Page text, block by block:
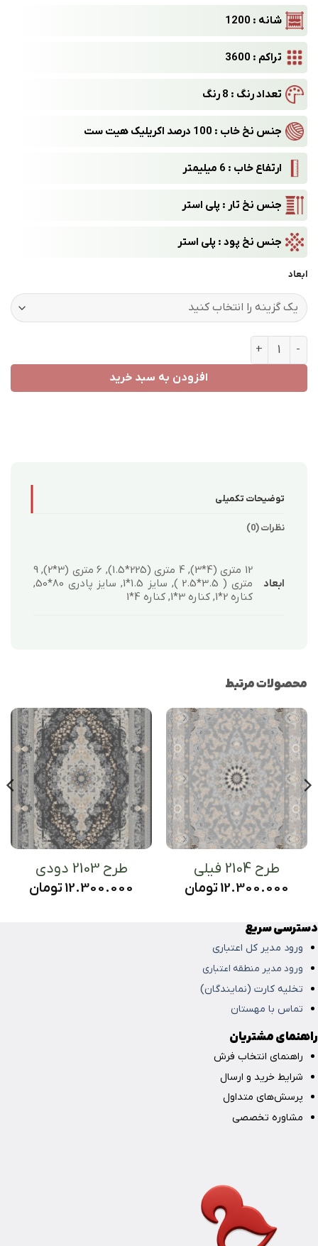
شانه : 1200
تراکم : 3600
تعداد رنگ : 8 رنگ
جنس نخ خاب : 100 درصد اکریلیک هیت ست
ارتفاع خاب : 6 میلیمتر
جنس نخ تار : پلی استر
جنس نخ پود : پلی استر
ابعاد
افزودن به سبد خرید
توضیحات تکمیلی
نظرات (0)
ابعاد
12 متری (4*3), 4 متری (225*1.5), 6 متری (3*2), 9
متری ( 3.5*2.5 ), سایز 1.5*1, سایز پادری 80*50,
کناره 2*1, کناره 3*1, کناره 4*1
محصولات مرتبط
طرح 2104 فیلی
12.300.000 تومان
طرح 2103 دودی
12.300.000 تومان
دسترسی سریع
ورود مدیر کل اعتباری
ورود مدیر منطقه اعتباری
تخلیه کارت (نمایندگان)
تماس با مهستان
راهنمای مشتریان
راهنمای انتخاب فرش
شرایط خرید و ارسال
پرسش‌های متداول
مشاوره تخصصی